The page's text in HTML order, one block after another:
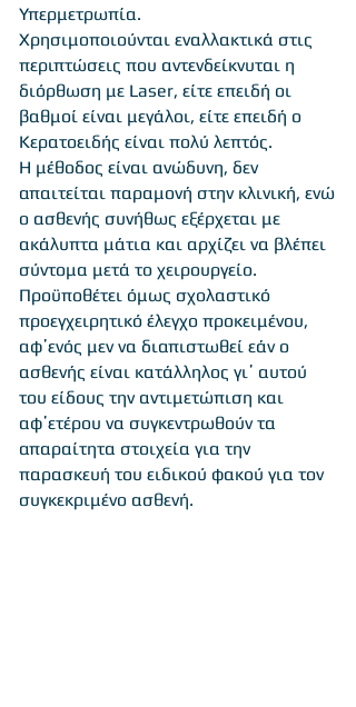
Υπερμετρωπία.
Χρησιμοποιούνται εναλλακτικά στις
περιπτώσεις που αντενδείκνυται η
διόρθωση με Laser, είτε επειδή οι
βαθμοί είναι μεγάλοι, είτε επειδή ο
Κερατοειδής είναι πολύ λεπτός.
Η μέθοδος είναι ανώδυνη, δεν
απαιτείται παραμονή στην κλινική, ενώ
ο ασθενής συνήθως εξέρχεται με
ακάλυπτα μάτια και αρχίζει να βλέπει
σύντομα μετά το χειρουργείο.
Προϋποθέτει όμως σχολαστικό
προεγχειρητικό έλεγχο προκειμένου,
αφ᾽ενός μεν να διαπιστωθεί εάν ο
ασθενής είναι κατάλληλος γι᾽ αυτού
του είδους την αντιμετώπιση και
αφ᾽ετέρου να συγκεντρωθούν τα
απαραίτητα στοιχεία για την
παρασκευή του ειδικού φακού για τον
συγκεκριμένο ασθενή.